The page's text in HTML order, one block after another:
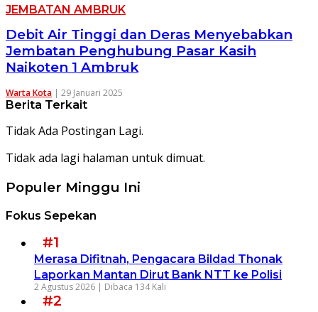
JEMBATAN AMBRUK
Debit Air Tinggi dan Deras Menyebabkan
Jembatan Penghubung Pasar Kasih
Naikoten 1 Ambruk
Warta Kota | 29 Januari 2025
Berita Terkait
Tidak Ada Postingan Lagi.
Tidak ada lagi halaman untuk dimuat.
Populer Minggu Ini
Fokus Sepekan
#1
Merasa Difitnah, Pengacara Bildad Thonak
Laporkan Mantan Dirut Bank NTT ke Polisi
2 Agustus 2026 | Dibaca 134 Kali
#2